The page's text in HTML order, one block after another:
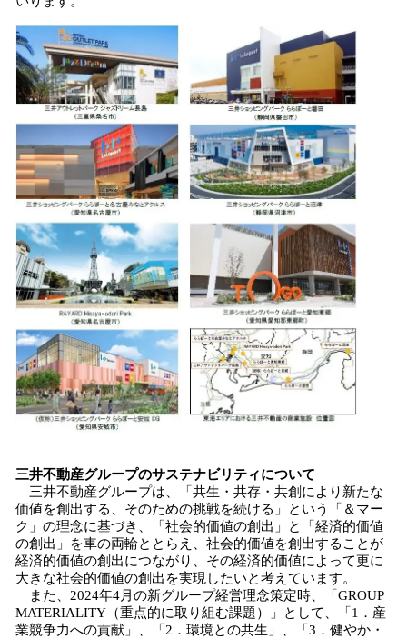
三井不動産グループのサステナビリティについて
三井不動産グループは、「共生・共存・共創により新たな
価値を創出する、そのための挑戦を続ける」という「＆マー
ク」の理念に基づき、「社会的価値の創出」と「経済的価値
の創出」を車の両輪ととらえ、社会的価値を創出することが
経済的価値の創出につながり、その経済的価値によって更に
大きな社会的価値の創出を実現したいと考えています。
また、2024年4月の新グループ経営理念策定時、「GROUP
MATERIALITY（重点的に取り組む課題）」として、「1．産
業競争力への貢献」、「2．環境との共生」、「3．健やか・